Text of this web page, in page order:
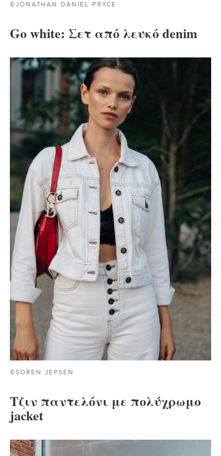
©JONATHAN DANIEL PRYCE
Go white: Σετ από λευκό denim
©SOREN JEPSEN
Τζιν παντελόνι με πολύχρωμο
jacket